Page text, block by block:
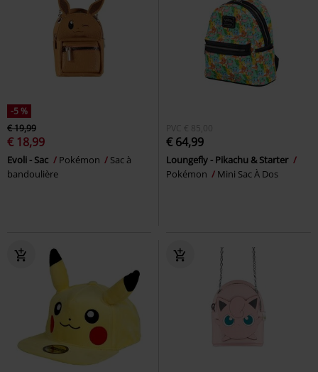
-5 %
€ 19,99
€ 18,99
Evoli - Sac Pokémon
Sac à
bandoulière
PVC € 85,00
€ 64,99
Loungefly - Pikachu & Starter
Pokémon
Mini Sac À Dos